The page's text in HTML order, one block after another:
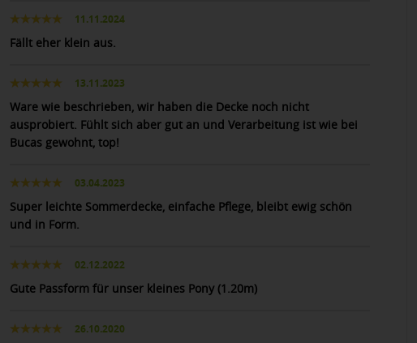
11.11.2024
Fällt eher klein aus.
13.11.2023
Ware wie beschrieben, wir haben die Decke noch nicht
ausprobiert. Fühlt sich aber gut an und Verarbeitung ist wie bei
Bucas gewohnt, top!
03.04.2023
Super leichte Sommerdecke, einfache Pflege, bleibt ewig schön
und in Form.
02.12.2022
Gute Passform für unser kleines Pony (1.20m)
26.10.2020